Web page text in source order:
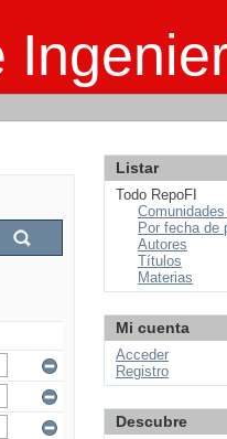
Listar
Todo RepoFI
Por fecha de
Autores
Títulos
Materias
Mi cuenta
Acceder
Registro
Descubre